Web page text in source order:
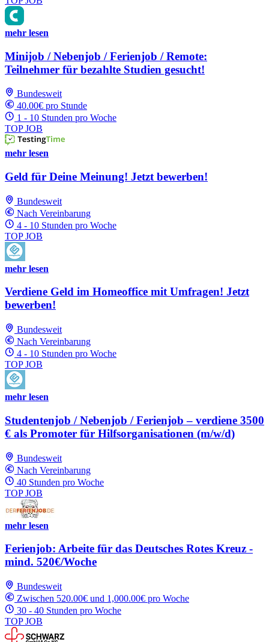
mehr lesen
Minijob / Nebenjob / Ferienjob / Remote:
Teilnehmer für bezahlte Studien gesucht!
Bundesweit
40.00€ pro Stunde
1 - 10 Stunden pro Woche
TOP JOB
mehr lesen
Geld für Deine Meinung! Jetzt bewerben!
Bundesweit
Nach Vereinbarung
4 - 10 Stunden pro Woche
TOP JOB
mehr lesen
Verdiene Geld im Homeoffice mit Umfragen! Jetzt
bewerben!
Bundesweit
Nach Vereinbarung
4 - 10 Stunden pro Woche
TOP JOB
mehr lesen
Studentenjob / Nebenjob / Ferienjob – verdiene 3500
€ als Promoter für Hilfsorganisationen (m/w/d)
Bundesweit
Nach Vereinbarung
40 Stunden pro Woche
TOP JOB
mehr lesen
Ferienjob: Arbeite für das Deutsches Rotes Kreuz -
mind. 520€/Woche
Bundesweit
Zwischen 520.00€ und 1,000.00€ pro Woche
30 - 40 Stunden pro Woche
TOP JOB